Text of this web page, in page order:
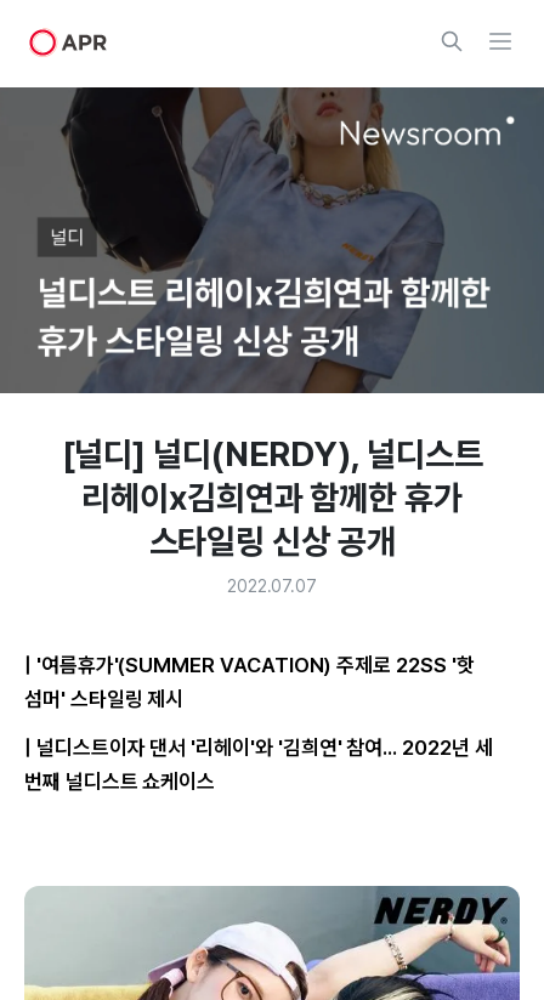
[널디] 널디(NERDY), 널디스트
리헤이x김희연과 함께한 휴가
스타일링 신상 공개
2022.07.07
| '여름휴가'(SUMMER VACATION) 주제로 22SS '핫
섬머' 스타일링 제시
| 널디스트이자 댄서 '리헤이'와 '김희연' 참여... 2022년 세
번째 널디스트 쇼케이스